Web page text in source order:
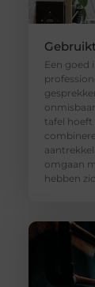
Een goed
tafel
omgaan
hebben